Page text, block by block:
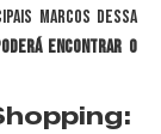
marcos dessa
encontrar o